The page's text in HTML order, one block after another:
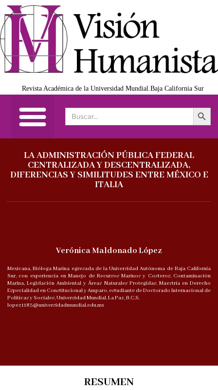
Revista Académica de la Universidad Mundial.Baja California Sur
Search
for:
Search Button
LA ADMINISTRACIÓN PÚBLICA FEDERAL
CENTRALIZADA Y DESCENTRALIZADA,
DIFERENCIAS Y SIMILITUDES ENTRE MÉXICO E
ITALIA
Verónica Maldonado López
Mexicana, Bióloga Marina egresada de la Universidad Autónoma de Baja California
Sur, con experiencia en Manejo de Recursos Marinos y Costeros, Contaminación
Marina, Legislación Ambiental y Áreas Naturales Protegidas, Maestría en Derecho
Especialidad en Constitucional y Amparo, estudiante de Doctorado Internacional de
Políticas y Sociales, Universidad Mundial, La Paz, B.C.S.
lopez1183@universidadmundial.edu.mx
RESUMEN